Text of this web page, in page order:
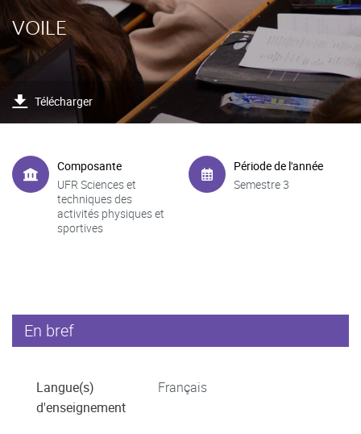
VOILE
Télécharger
Composante
UFR Sciences et
techniques des
activités physiques et
sportives
Période de l'année
Semestre 3
En bref
Langue(s)
d'enseignement
Français